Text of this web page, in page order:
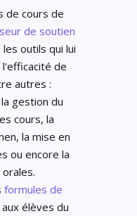
de cours de
de soutien
outils qui lui
de
autres :
gestion du
cours, la
la mise en
ou encore la
formules de
élèves du